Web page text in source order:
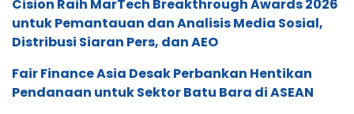
Cision Raih MarTech Breakthrough Awards 2026
untuk Pemantauan dan Analisis Media Sosial,
Distribusi Siaran Pers, dan AEO
Fair Finance Asia Desak Perbankan Hentikan
Pendanaan untuk Sektor Batu Bara di ASEAN